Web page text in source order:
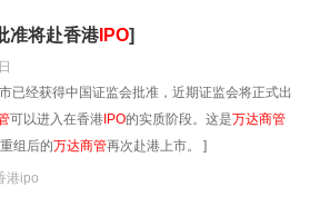
准将赴香港IPO]
已经获得中国证监会批准，近期证监会将正式出
可以进入在香港IPO的实质阶段。这是万达商管
组后的万达商管再次赴港上市。 ]
港ipo